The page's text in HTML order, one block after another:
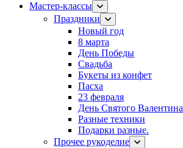
Мастер-классы
Праздники
Новый год
8 марта
День Победы
Свадьба
Букеты из конфет
Пасха
23 февраля
День Святого Валентина
Разные техники
Подарки разные.
Прочее рукоделие